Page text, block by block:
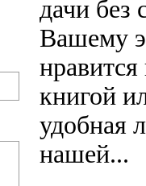
дачи без
Вашему
книгой
удобная
нашей...